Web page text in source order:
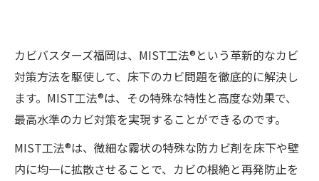
カビバスターズ福岡は、MIST工法®という革新的なカビ
対策方法を駆使して、床下のカビ問題を徹底的に解決し
ます。MIST工法®は、その特殊な特性と高度な効果で、
最高水準のカビ対策を実現することができるのです。
MIST工法®は、微細な霧状の特殊な防カビ剤を床下や壁
内に均一に拡散させることで、カビの根絶と再発防止を